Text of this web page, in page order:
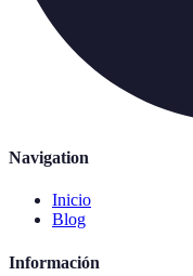
Navigation
Inicio
Blog
Información